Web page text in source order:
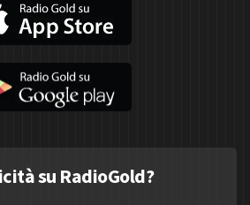
su RadioGold?